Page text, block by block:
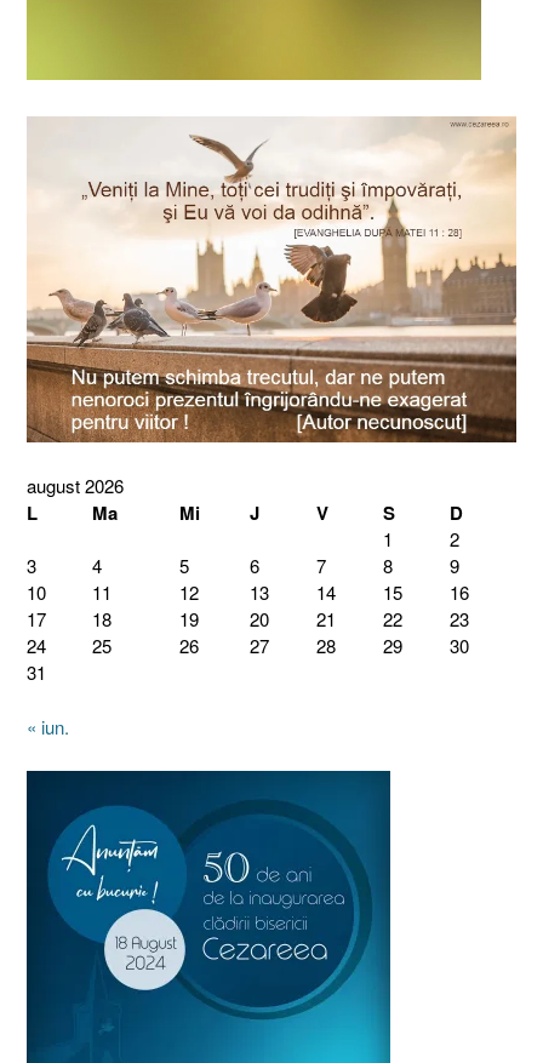
august 2026
L Ma Mi J V S D
1
2
3
4 5 6 7 8
9
10
11 12 13 14 15
16
17
18 19 20 21 22
23
24
25 26 27 28 29
30
31
« iun.